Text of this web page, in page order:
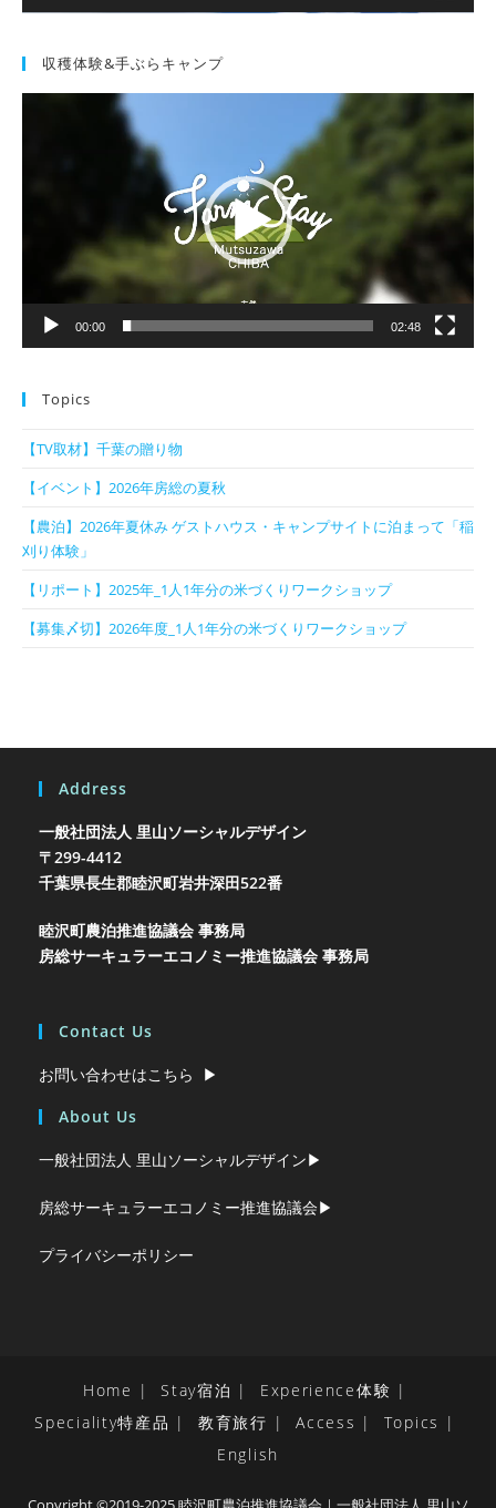
収穫体験&手ぶらキャンプ
00:00 02:48
Topics
【TV取材】千葉の贈り物
【イベント】2026年房総の夏秋
【農泊】2026年夏休み ゲストハウス・キャンプサイトに泊まって「稲
刈り体験」
【リポート】2025年_1人1年分の米づくりワークショップ
【募集〆切】2026年度_1人1年分の米づくりワークショップ
Address
一般社団法人 里山ソーシャルデザイン
〒299-4412
千葉県長生郡睦沢町岩井深田522番
睦沢町農泊推進協議会 事務局
房総サーキュラーエコノミー推進協議会 事務局
Contact Us
お問い合わせはこちら ▶︎
About Us
一般社団法人 里山ソーシャルデザイン▶︎
房総サーキュラーエコノミー推進協議会▶︎
プライバシーポリシー
Home Stay宿泊
Experience体験
Speciality特産品
教育旅行 Access
Topics
English